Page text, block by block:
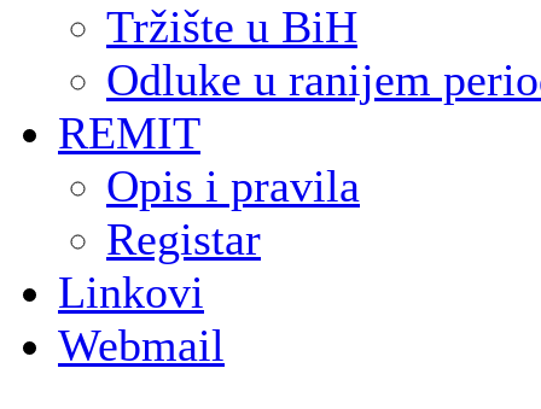
Tržište u BiH
Odluke u ranijem
REMIT
Opis i pravila
Registar
Linkovi
Webmail